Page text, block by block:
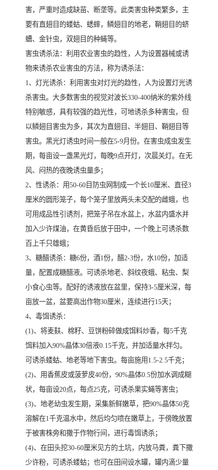
害，严重时造成缺苗、断垄等。此类害虫种类繁多，主
要有直翅目的蝼蛄、蟋蟀，鳞翅目的地老，鞘翅目的蛴
螬、金针虫，双翅目的种蝇等。
害虫诱杀法：利用农业害虫的趋性，人为设置器械或诱
物来诱杀农业害虫的方法，称为诱杀法：
1、灯光诱杀：利用害虫对灯光的趋性，人为设置灯光诱
杀害虫。大多数害虫的视觉对波长330-400纳米的紫外线
特别敏感，具有较强的趋光性，可地诱杀多种害虫，但
以鳞翅目害虫为多，其次为直翅目、半翅目、鞘翅目等
害虫。黑光灯诱虫时间一般在5-9月份。在害虫成虫发生
期，每亩设一盏黑光灯，每晚9点开灯，次晨关灯。在无
风、闷热的夜晚诱虫量多；
2、性诱杀：用50-60目防虫网制成一个长10厘米、直径3
厘米的圆形笼子，每个笼子里放两头未交配的雌蛾，也
可用成品性引诱剂，把笼子吊在水盆上，水盆内盛水并
加入少许煤油，在黄昏后放于田中，一个晚上可诱杀数
百上千只雄蛾；
3、糖醋诱杀：糖6份，酒1份，醋2-3份，水10份，加适
量，配置成糖醋液。可诱杀地老、斜纹夜蛾、粘虫、梨
小食心虫等。配好的诱液放在盆里，保持3-5厘米深，每
亩放一盆，盆要高出作物30厘米，连续进行15天；
4、毒饵诱杀：
(1)、将麦麸、棉籽、豆饼粉碎做成饵料炒香，每5千克
饵料加入90%晶体30倍液0.15千克，并加适量水拌匀。
可诱杀蝼蛄、地老等地下害虫。每亩施用1.5-2.5千克；
(2)、用香蕉皮或菠萝皮40份，90%晶体0.5份加水调成糊
状，每亩设20点，每点25克，可诱杀果实蝇等害虫；
(3)、地老幼虫发生期，采集新鲜嫩草，把90%晶体50克
溶解在1千克温水中，然后均匀喷在嫩草上，于傍晚放置
于被害株旁和撒于作物行间，进行毒饵诱杀；
(4)、在田头挖30-60厘米见方的土坑，内放马粪，粪下撒
少许粉，可诱杀蝼蛄；也可在田间设水罐，罐内滴少量